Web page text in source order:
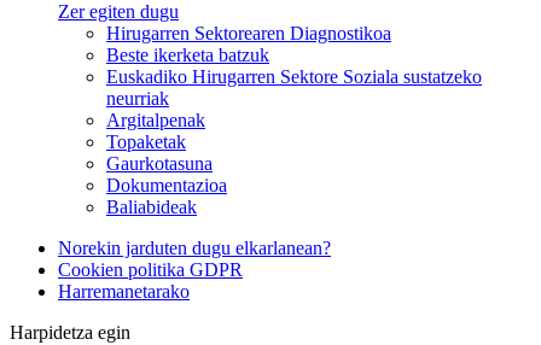
Zer egiten dugu
Hirugarren Sektorearen Diagnostikoa
Beste ikerketa batzuk
Euskadiko Hirugarren Sektore Soziala sustatzeko
neurriak
Argitalpenak
Topaketak
Gaurkotasuna
Dokumentazioa
Baliabideak
Norekin jarduten dugu elkarlanean?
Cookien politika GDPR
Harremanetarako
Harpidetza egin